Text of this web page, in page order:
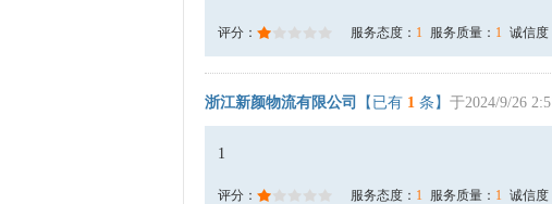
评分： 服务态度： 1 服务质量： 1 诚信度
浙江新颜物流有限公司 【已有 1 条】 于2024/9/26
1
评分： 服务态度： 1 服务质量： 1 诚信度